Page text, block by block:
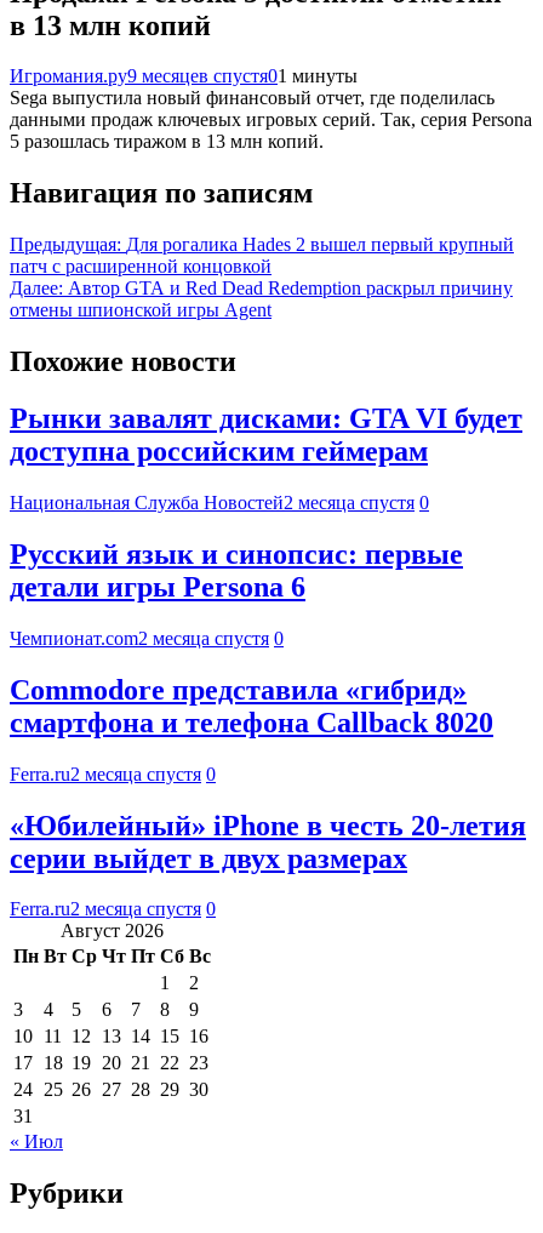
в 13 млн копий
Игромания.ру9 месяцев спустя01 минуты
Sega выпустила новый финансовый отчет, где поделилась
данными продаж ключевых игровых серий. Так, серия Persona
5 разошлась тиражом в 13 млн копий.
Навигация по записям
Предыдущая: Для рогалика Hades 2 вышел первый крупный
патч с расширенной концовкой
Далее: Автор GTA и Red Dead Redemption раскрыл причину
отмены шпионской игры Agent
Похожие новости
Рынки завалят дисками: GTA VI будет
доступна российским геймерам
Национальная Служба Новостей2 месяца спустя 0
Русский язык и синопсис: первые
детали игры Persona 6
Чемпионат.com2 месяца спустя 0
Commodore представила «гибрид»
смартфона и телефона Callback 8020
Ferra.ru2 месяца спустя 0
«Юбилейный» iPhone в честь 20-летия
серии выйдет в двух размерах
Ferra.ru2 месяца спустя 0
Август 2026
Пн Вт Ср Чт Пт Сб Вс
1
2
3
4 5 6 7 8
9
10 11 12 13 14 15 16
17 18 19 20 21 22 23
24 25 26 27 28 29 30
31
« Июл
Рубрики